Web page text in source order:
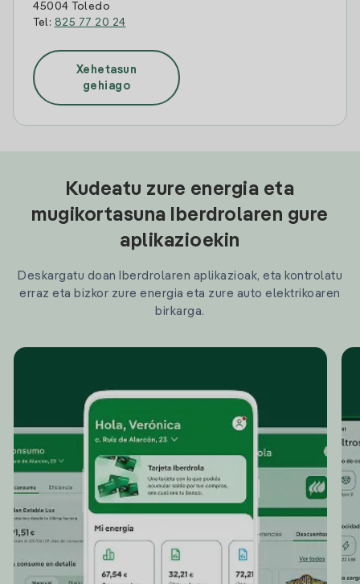
45004 Toledo
Tel: 825 77 20 24
Xehetasun
gehiago
Kudeatu zure energia eta
mugikortasuna Iberdrolaren gure
aplikazioekin
Deskargatu doan Iberdrolaren aplikazioak, eta kontrolatu
erraz eta bizkor zure energia eta zure auto elektrikoaren
birkarga.